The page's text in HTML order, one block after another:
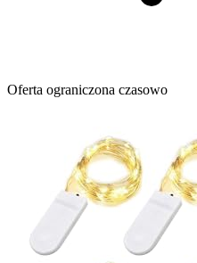
Oferta ograniczona czasowo